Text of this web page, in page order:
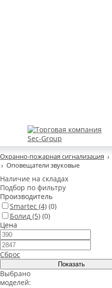
Охранно-пожарная сигнализация
Оповещатели звуковые
Наличие на складах
Подбор по фильтру
Производитель
Smartec (4) (0)
Болид (5) (0)
Цена
Сброс
Выбрано
моделей: